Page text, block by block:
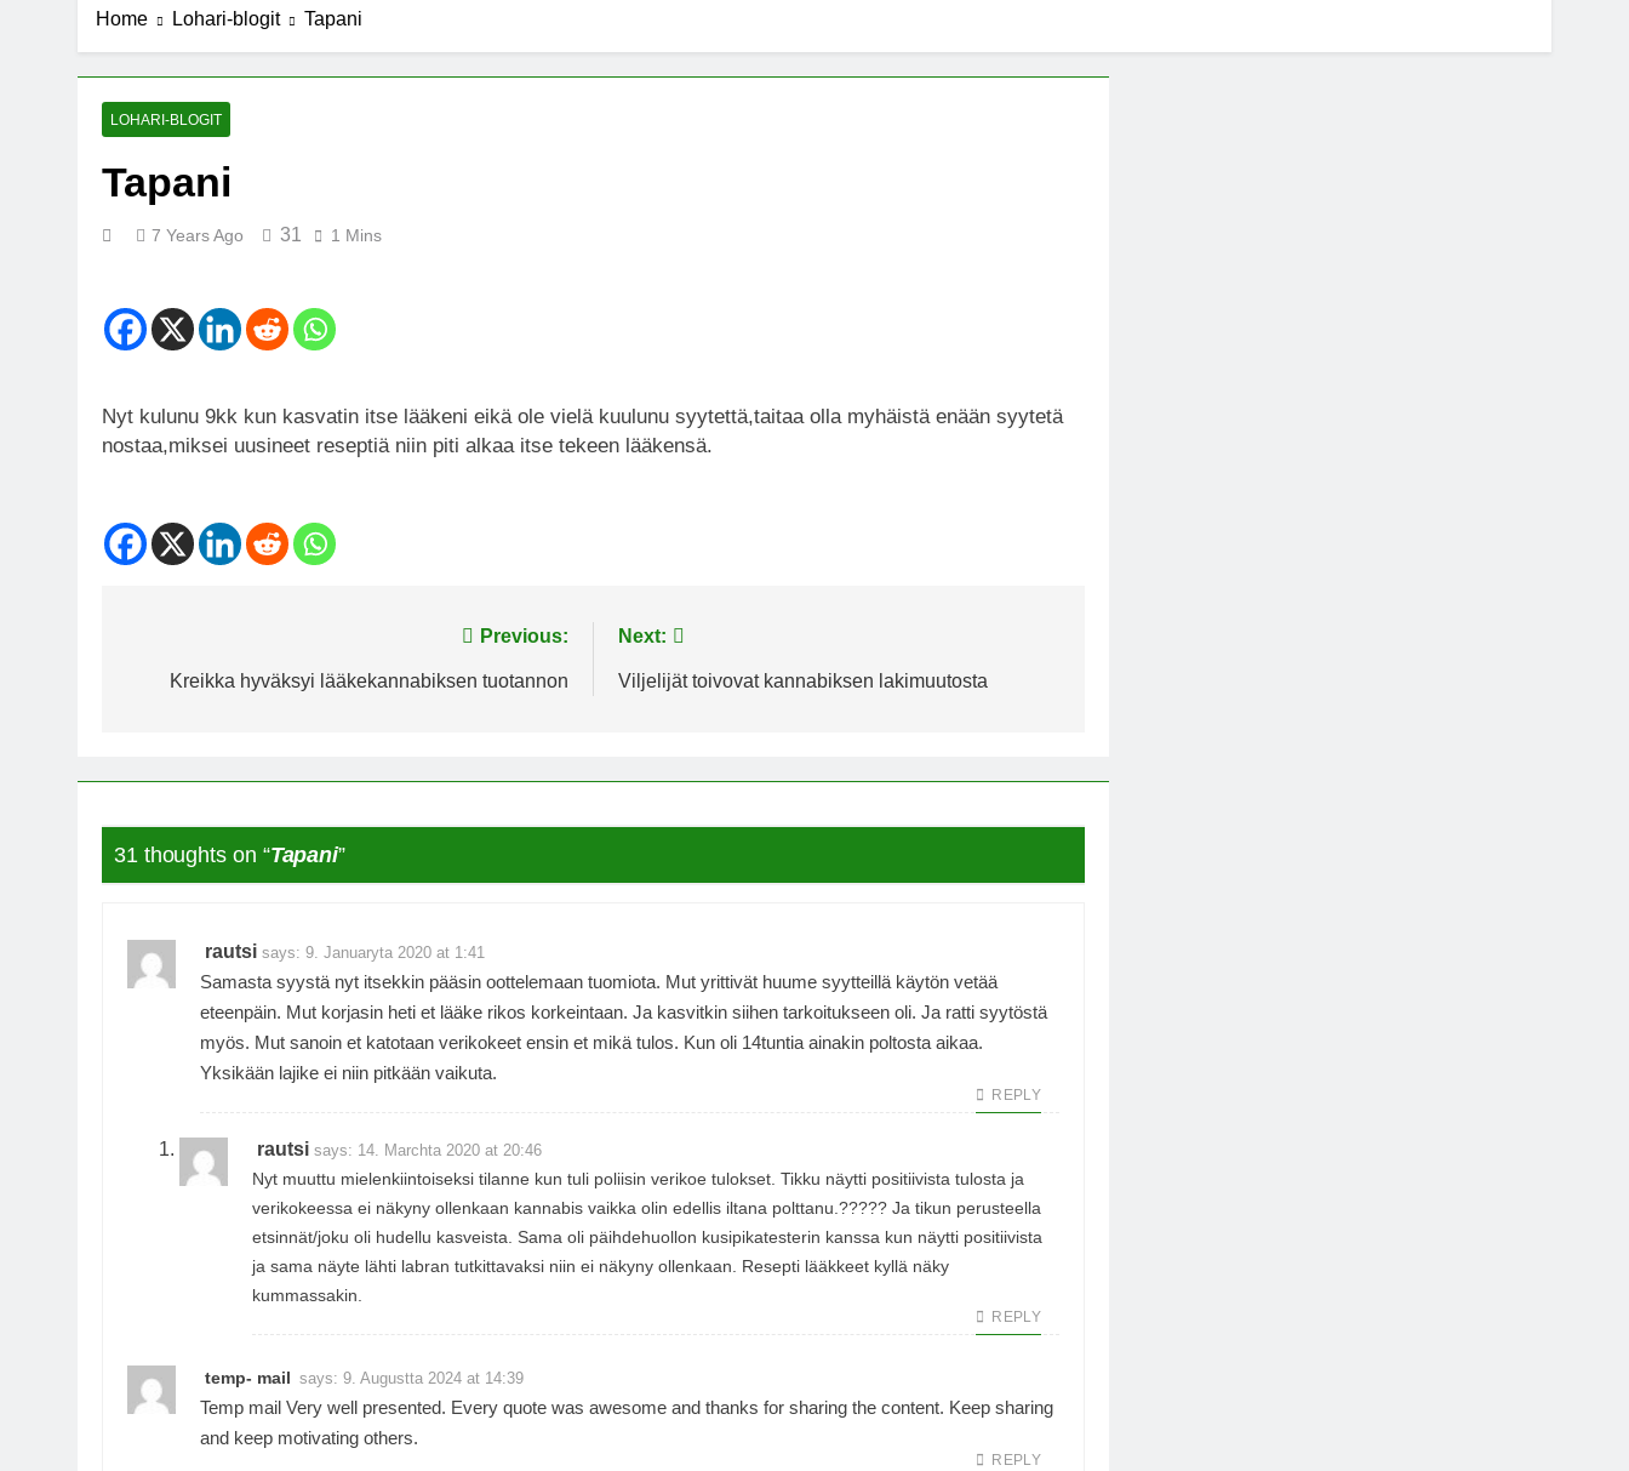
Michael J. Fox -säätiö lääkekannabistutkimusten kannalla
Home Lohari-blogit Tapani
LOHARI-BLOGIT
Tapani
7 Years Ago 31 1 Mins
Nyt kulunu 9kk kun kasvatin itse lääkeni eikä ole vielä kuulunu syytettä,taitaa olla myhäistä enään syytetä
nostaa,miksei uusineet reseptiä niin piti alkaa itse tekeen lääkensä.
navigation
Previous:
Kreikka hyväksyi lääkekannabiksen tuotannon
Next:
Viljelijät toivovat kannabiksen lakimuutosta
31 thoughts on “Tapani”
rautsi says: 9. Januaryta 2020 at 1:41
Samasta syystä nyt itsekkin pääsin oottelemaan tuomiota. Mut yrittivät huume syytteillä käytön vetää
eteenpäin. Mut korjasin heti et lääke rikos korkeintaan. Ja kasvitkin siihen tarkoitukseen oli. Ja ratti syytöstä
myös. Mut sanoin et katotaan verikokeet ensin et mikä tulos. Kun oli 14tuntia ainakin poltosta aikaa.
Yksikään lajike ei niin pitkään vaikuta.
REPLY
rautsi says: 14. Marchta 2020 at 20:46
Nyt muuttu mielenkiintoiseksi tilanne kun tuli poliisin verikoe tulokset. Tikku näytti positiivista tulosta ja
verikokeessa ei näkyny ollenkaan kannabis vaikka olin edellis iltana polttanu.????? Ja tikun perusteella
etsinnät/joku oli hudellu kasveista. Sama oli päihdehuollon kusipikatesterin kanssa kun näytti positiivista
ja sama näyte lähti labran tutkittavaksi niin ei näkyny ollenkaan. Resepti lääkkeet kyllä näky
kummassakin.
REPLY
temp- mail says: 9. Augustta 2024 at 14:39
Temp mail Very well presented. Every quote was awesome and thanks for sharing the content. Keep sharing
and keep motivating others.
REPLY